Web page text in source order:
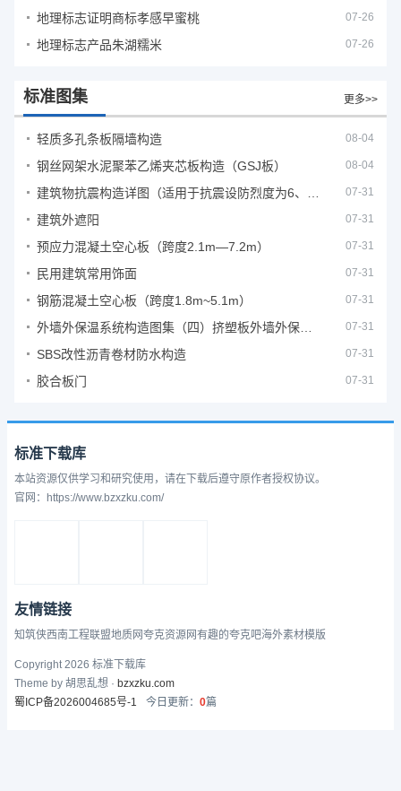
地理标志证明商标孝感早蜜桃 07-26
地理标志产品朱湖糯米 07-26
标准图集 更多>>
轻质多孔条板隔墙构造 08-04
钢丝网架水泥聚苯乙烯夹芯板构造（GSJ板） 08-04
07-31
建筑外遮阳 07-31
预应力混凝土空心板（跨度2.1m—7.2m） 07-31
民用建筑常用饰面 07-31
钢筋混凝土空心板（跨度1.8m~5.1m） 07-31
07-31
SBS改性沥青卷材防水构造 07-31
胶合板门 07-31
标准下载库
本站资源仅供学习和研究使用，请在下载后遵守原作者授权协议。
官网：https://www.bzxzku.com/
友情链接
知筑侠西南工程联盟地质网夸克资源网有趣的夸克吧海外素材模版
Copyright 2026 标准下载库
Theme by 胡思乱想 · bzxzku.com
蜀ICP备2026004685号-1
今日更新： 0篇